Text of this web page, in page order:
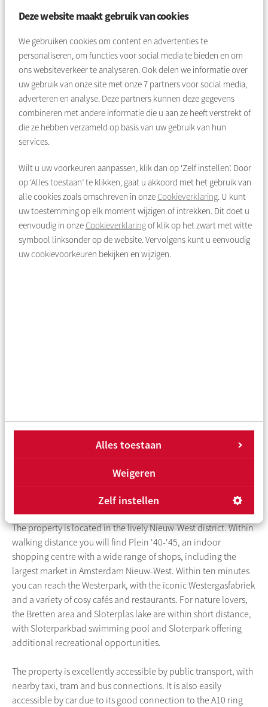
Deze website maakt gebruik van cookies
We gebruiken cookies om content en advertenties te
personaliseren, om functies voor social media te bieden en om
ons websiteverkeer te analyseren. Ook delen we informatie over
uw gebruik van onze site met onze7 partners voor social media,
adverteren en analyse. Deze partners kunnen deze gegevens
combineren met andere informatie die u aan ze heeft verstrekt of
die ze hebben verzameld op basis van uw gebruik van hun
services.
Wilt u uw voorkeuren aanpassen, klik dan op ‘Zelf instellen’. Door
op ‘Alles toestaan’ te klikken, gaat u akkoord met het gebruik van
alle cookies zoals omschreven in onze Cookieverklaring. U kunt
uw toestemming op elk moment wijzigen of intrekken. Dit doet u
eenvoudig in onze Cookieverklaringof klik op het zwart met witte
symbool linksonder op de website. Vervolgens kunt u eenvoudig
uw cookievoorkeuren bekijken en wijzigen.
Alles toestaan
Weigeren
Zelf instellen
Enjoy the vibrant character of the neighbourhood, with all
necessary amenities within easy reach.
Layout:
Ground floor:
Through your private front garden you reach the entrance of
the house and enter the vestibule. From here you have access
to an indoor storage room. The meter cupboard is also
located here. From the vestibule you can also enter the rest of
which you can fully design according to your own taste. At the
rear you will find the bright living room and a separate toilet.
The garden door in the living room provides access to the
spacious backyard of approximately 29 m² facing south. Here
you can enjoy sunshine all day long and the surrounding
greenery. The garden also has a back entrance.
On the second floor you will find a spacious attic with a skylight
for natural daylight. This space offers plenty of possibilities for
a fourth bedroom and additional living space here. The central
Surroundings and accessibility:
The property is located in the lively Nieuw-West district. Within
walking distance you will find Plein '40-'45, an indoor
shopping centre with a wide range of shops, including the
largest market in Amsterdam Nieuw-West. Within ten minutes
you can reach the Westerpark, with the iconic Westergasfabriek
and a variety of cosy cafés and restaurants. For nature lovers,
the Bretten area and Sloterplas lake are within short distance,
with Sloterparkbad swimming pool and Sloterpark offering
additional recreational opportunities.
The property is excellently accessible by public transport, with
nearby taxi, tram and bus connections. It is also easily
accessible by car due to its good connection to the A10 ring